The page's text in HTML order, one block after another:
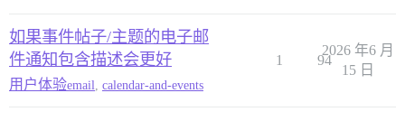
如果事件帖子/主题的电子邮
件通知包含描述会更好
用户体验email calendar-and-events
1 94
2026 年6 月
15 日